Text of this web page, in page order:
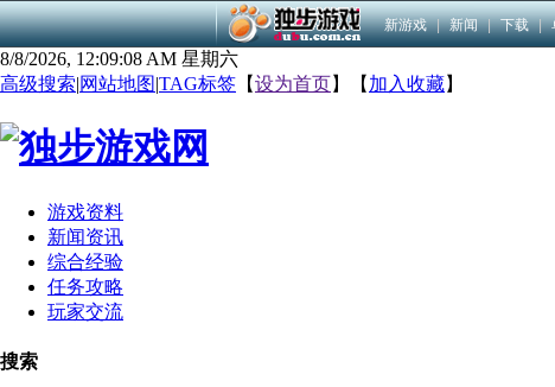
新游戏 | 新闻 | 下载 |
8/8/2026, 12:09:09 AM 星期六
高级搜索|网站地图|TAG标签 【设为首页】【 加入收藏】
游戏资料
新闻资讯
综合经验
任务攻略
玩家交流
搜索